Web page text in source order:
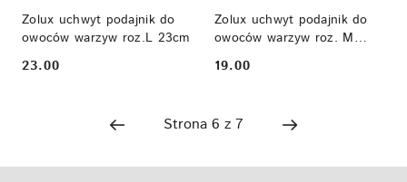
Zolux uchwyt podajnik do
owoców warzyw roz.L 23cm
Cena:
23.00
Zolux uchwyt podajnik do
owoców warzyw roz. M
16cm
Cena:
19.00